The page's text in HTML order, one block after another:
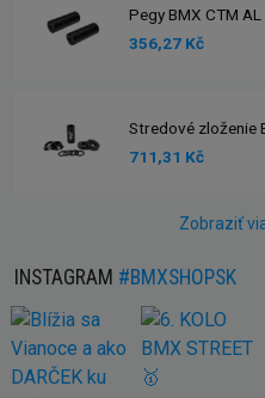
Pegy BMX CTM AL
356,27 Kč
Stredové zloženie
711,31 Kč
Zobraziť
INSTAGRAM #BMXSHOPSK